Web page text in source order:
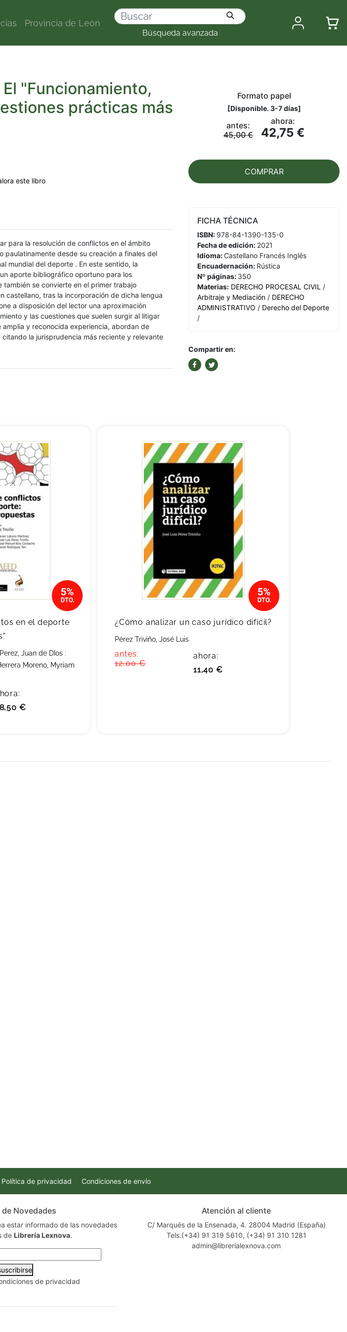
Provincia de León
Búsqueda avanzada
"Funcionamiento,
prácticas más
este libro
para la resolución de conflictos en el ámbito
paulatinamente desde su creación a finales del
mundial del deporte . En este sentido, la
aporte bibliográfico oportuno para los
también se convierte en el primer trabajo
castellano, tras la incorporación de dicha lengua
a disposición del lector una aproximación
y las cuestiones que suelen surgir al litigar
y reconocida experiencia, abordan de
la jurisprudencia más reciente y relevante
Formato papel
[Disponible. 3-7 días]
antes:
45,00 €
ahora:
42,75 €
COMPRAR
FICHA TÉCNICA
ISBN: 978-84-1390-135-0
Fecha de edición: 2021
Idioma:Castellano Francés Inglés
Encuadernación: Rústica
Nº páginas: 350
Materias: DERECHO PROCESAL CIVIL /
Arbitraje y Mediación / DERECHO
ADMINISTRATIVO / Derecho del Deporte
/
Compartir en:
en el deporte
Juan de DIos ;
Moreno, Myriam
€
¿Cómo analizar un caso jurídico difícil?
Pérez Triviño, José Luis
antes:
12,00 €
ahora:
11,40 €
Política de privacidad Condiciones de envío
Novedades
estar informado de las novedades
de Librería Lexnova.
de privacidad
Atención al cliente
C/ Marqués de la Ensenada, 4. 28004 Madrid (España)
Tels.(+34) 91 319 5610, (+34) 91 310 1281
admin@librerialexnova.com